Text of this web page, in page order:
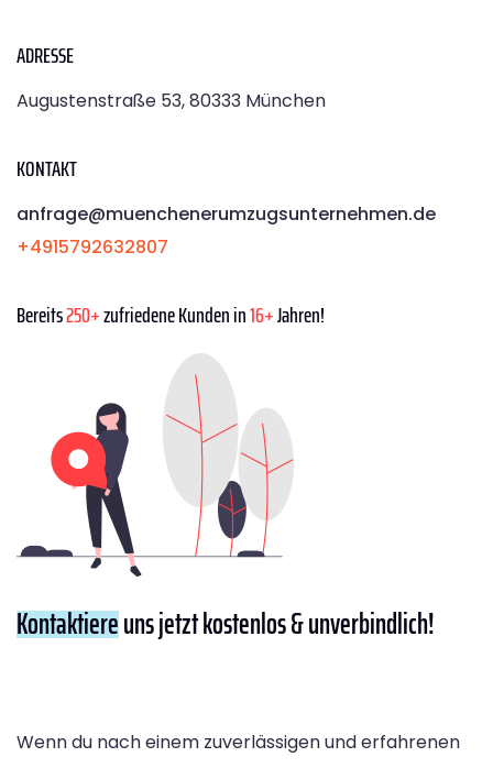
ADRESSE
Augustenstraße 53, 80333 München
KONTAKT
anfrage@muenchenerumzugsunternehmen.de
+4915792632807
Bereits250+zufriedene Kunden in16+Jahren!
Kontaktiereuns jetzt kostenlos & unverbindlich!
Wenn du nach einem zuverlässigen und erfahrenen